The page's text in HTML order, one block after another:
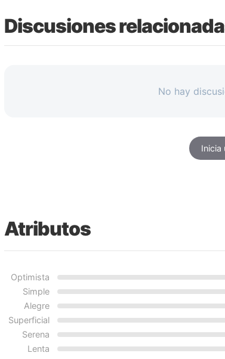
Discusiones
No hay
Inicia
Atributos
Optimista
Simple
Alegre
Superficial
Serena
Lenta